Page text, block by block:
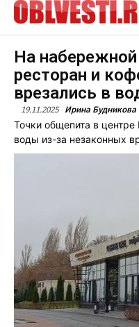
На
ресторан и
врезались в
19.11.2025 Ирина Будникова
Точки общепита в центре
воды из-за незаконных